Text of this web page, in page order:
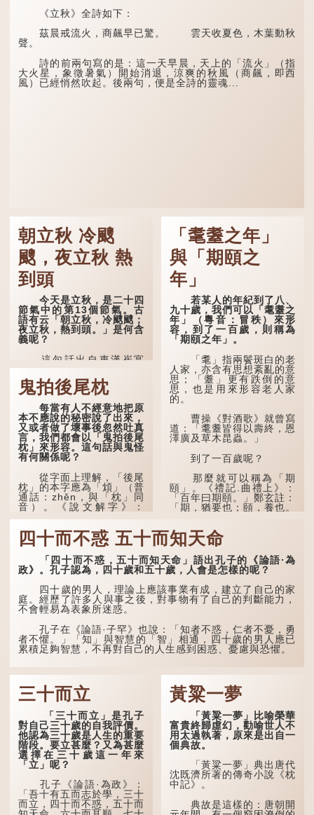
《立秋》全詩如下：
茲晨戒流火，商飆早已驚。 雲天收夏色，木葉動秋
聲。
詩的前兩句寫的是：這一天早晨，天上的「流火」（指
大火星，象徵暑氣）開始消退，涼爽的秋風（商飆，即西
風）已經悄然吹起。後兩句，便是全詩的靈魂...
朝立秋 冷颼
颼，夜立秋 熱
到頭
今天是立秋，是二十四
節氣中的第13個節氣。古
語有云「朝立秋，冷颼颼；
夜立秋，熱到頭。」是何含
義呢？
這句話出自東漢崔寔
《四民月令》：「朝立秋，
冷颼颼；夜立秋，熱到
頭」。到了清代，顧祿在
《清嘉錄》中記錄蘇州風俗
時，也引用了這句諺語。不
過當地百姓的口頭說法是
「朝立秋，渹颼颼；夜立
秋，熱吽吽」。雖然用字略
有不同，但意思完全一致。
準呢？它反映了古人的一種
樸素觀察：如果立秋的精
確...
鬼拍後尾枕
每當有人不經意地把原
本不應說的秘密說了出來，
又或者做了壞事後忽然吐真
言，我們都會以「鬼拍後尾
枕」來形容。這句話與鬼怪
有何關係呢？
從字面上理解，「後尾
枕」的本字應為「䪴」（普
通話：zhěn，與「枕」同
音）。《說文解字》：
民間流傳有一種說法，
人會將一些不欲為人所知的
記憶藏於頸後之處。如果忽
然吐真言，就好像被不明東
西（如鬼魂）在後腦拍了一
下，藏在腦中的秘密便脫口
而出。因此「鬼拍...
「耄耋之年」
與「期頤之
年」
若某人的年紀到了八、
九十歲，我們可以「耄耋之
年」（粵音：冒秩）來形
容，到了一百歲，則稱為
「期頤之年」。
「耄」指兩鬢斑白的老
人家，亦含有思想紊亂的意
思；「耋」更有跌倒的意
思，也是用來形容老人家
的。
曹操《對酒歌》就曾寫
道：「耄耋皆得以壽終，恩
澤廣及草木昆蟲。」
到了一百歲呢？
那麼就可以稱為「期
頤」。《禮記.曲禮上》：
「百年曰期頤。」鄭玄註：
「期，猶要也；頤，養也。
四十而不惑 五十而知天命
「四十而不惑，五十而知天命」語出孔子的《論語·為
政》。孔子認為，四十歲和五十歲，人會是怎樣的呢？
四十歲的男人，理論上應該事業有成，建立了自己的家
庭。經歷了許多人與事之後，對事物有了自己的判斷能力，
不會輕易為表象所迷惑。
孔子在《論語·子罕》也說：「知者不惑，仁者不憂，勇
者不懼。」「知」與智慧的「智」相通，四十歲的男人應已
累積足夠智慧，不再對自己的人生感到困惑、憂慮與恐懼。
三十而立
「三十而立」是孔子
對自己三十歲的自我評價。
他認為三十歲是人生的重要
階段。要立甚麼？又為甚麼
選擇在三十歲這一年來
「立」呢？
孔子《論語·為政》：
「吾十有五而志於學，三十
而立，四十而不惑，五十而
黃粱一夢
「黃粱一夢」比喻榮華
富貴終歸虛幻，勸喻世人不
用太過執著，原來是出自一
個典故。
「黃粱一夢」典出唐代
沈既濟所著的傳奇小說《枕
中記》。
典故是這樣的：唐朝開